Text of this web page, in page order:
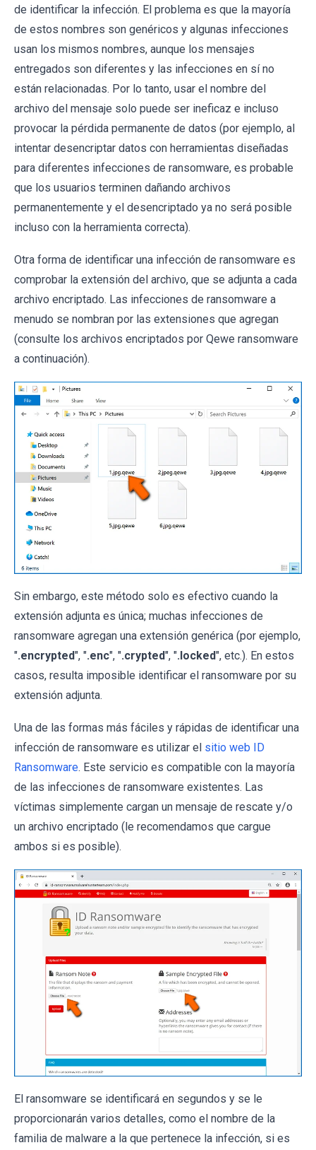
de identificar la infección. El problema es que la mayoría
de estos nombres son genéricos y algunas infecciones
usan los mismos nombres, aunque los mensajes
entregados son diferentes y las infecciones en sí no
están relacionadas. Por lo tanto, usar el nombre del
archivo del mensaje solo puede ser ineficaz e incluso
provocar la pérdida permanente de datos (por ejemplo, al
intentar desencriptar datos con herramientas diseñadas
para diferentes infecciones de ransomware, es probable
que los usuarios terminen dañando archivos
permanentemente y el desencriptado ya no será posible
incluso con la herramienta correcta).
Otra forma de identificar una infección de ransomware es
comprobar la extensión del archivo, que se adjunta a cada
archivo encriptado. Las infecciones de ransomware a
menudo se nombran por las extensiones que agregan
(consulte los archivos encriptados por Qewe ransomware
a continuación).
Sin embargo, este método solo es efectivo cuando la
extensión adjunta es única; muchas infecciones de
ransomware agregan una extensión genérica (por ejemplo,
".encrypted", ".enc", ".crypted", ".locked", etc.). En estos
casos, resulta imposible identificar el ransomware por su
extensión adjunta.
Una de las formas más fáciles y rápidas de identificar una
infección de ransomware es utilizar el sitio web ID
Ransomware. Este servicio es compatible con la mayoría
de las infecciones de ransomware existentes. Las
víctimas simplemente cargan un mensaje de rescate y/o
un archivo encriptado (le recomendamos que cargue
ambos si es posible).
El ransomware se identificará en segundos y se le
proporcionarán varios detalles, como el nombre de la
familia de malware a la que pertenece la infección, si es